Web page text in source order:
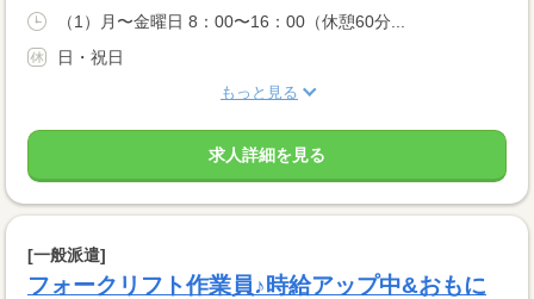
（1）月〜金曜日 8：00〜16：00（休憩60分...
日・祝日
もっと見る
求人詳細を見る
[一般派遣]
フォークリフト作業員♪時給アップ中&おもに